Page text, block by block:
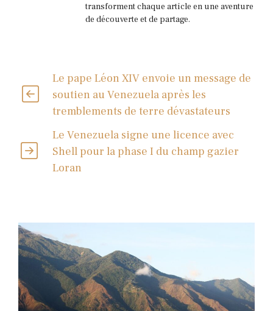
transforment chaque article en une aventure
de découverte et de partage.
Le pape Léon XIV envoie un message de
soutien au Venezuela après les
tremblements de terre dévastateurs
Le Venezuela signe une licence avec
Shell pour la phase I du champ gazier
Loran